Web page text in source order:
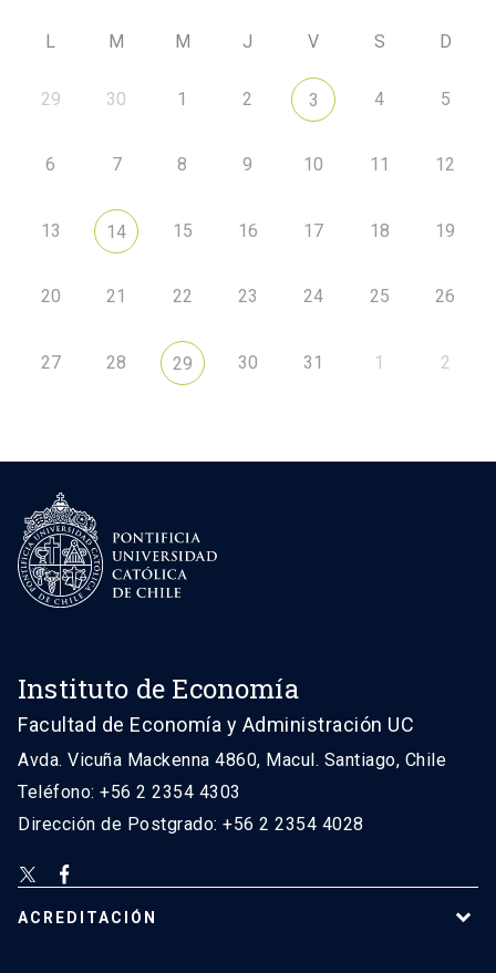
L M M J V S D
29 30 1 2 3 4 5
6 7 8 9 10 11 12
13 14 15 16 17 18 19
20 21 22 23 24 25 26
27 28 29 30 31 1 2
Instituto de Economía
Facultad de Economía y Administración UC
Avda. Vicuña Mackenna 4860, Macul. Santiago, Chile
Teléfono: +56 2 2354 4303
Dirección de Postgrado: +56 2 2354 4028
ACREDITACIÓN